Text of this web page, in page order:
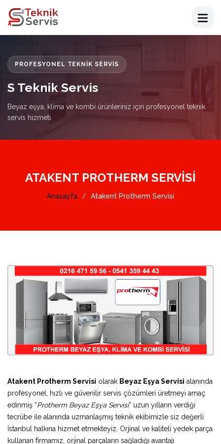
PROFESYONEL TEKNIK SERVIS
S Teknik Servis
Beyaz eşya, klima ve kombi ürünleriniz için profesyonel teknik
servis hizmeti.
ATAKENT PROTHERM SERVISI
Anasayfa Atakent Protherm Servisi
Atakent Protherm Servisi olarak Beyaz Eşya Servisi alanında
profesyonel, hızlı ve güvenilir servis çözümleri üretmeyi amaç
edinmiş “Protherm Beyaz Eşya Servisi” uzun yılların verdiği
tecrübe ile alanında uzmanlaşmış teknik ekibimizle siz değerli
İstanbul halkına hizmet etmekteyiz. Orjinal ve kaliteli yedek parça
kullanan firmamız, orjinal parçaların sağladığı avantajı